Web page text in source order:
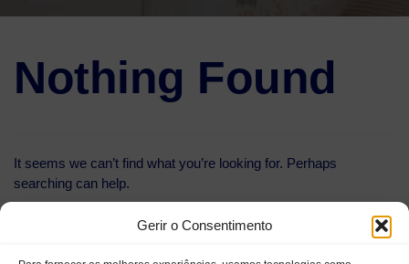
Gerir o Consentimento
Nothing Found
It seems we can’t find what you’re looking for. Perhaps
searching can help.